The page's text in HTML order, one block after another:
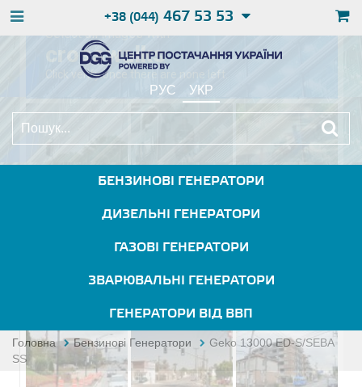
+38 (044) 467 53 53
РУС УКР
БЕНЗИНОВІ ГЕНЕРАТОРИ
ДИЗЕЛЬНІ ГЕНЕРАТОРИ
ГАЗОВІ ГЕНЕРАТОРИ
ЗВАРЮВАЛЬНІ ГЕНЕРАТОРИ
ГЕНЕРАТОРИ ВІД ВВП
Головна Бензинові Генератори
Geko 13000 ED-S/SEBA
SS